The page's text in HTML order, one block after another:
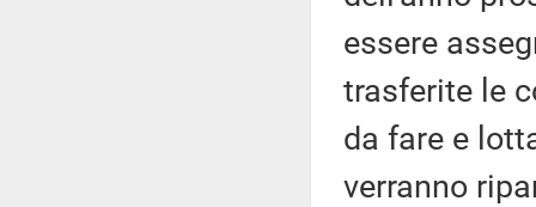
essere
trasferite le
da fare e
verranno